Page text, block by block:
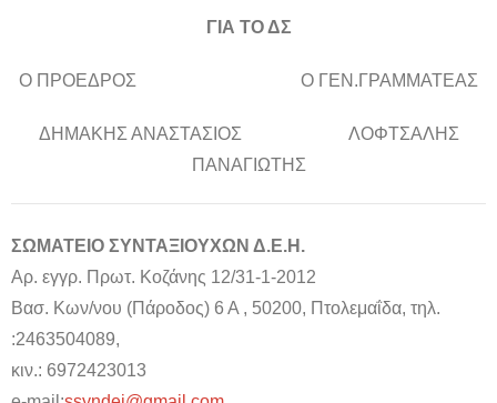
ΓΙΑ ΤΟ ΔΣ
Ο ΠΡΟΕΔΡΟΣ Ο ΓΕΝ.ΓΡΑΜΜΑΤΕΑΣ
ΔΗΜΑΚΗΣ ΑΝΑΣΤΑΣΙΟΣ ΛΟΦΤΣΑΛΗΣ
ΠΑΝΑΓΙΩΤΗΣ
ΣΩΜΑΤΕΙΟ ΣΥΝΤΑΞΙΟΥΧΩΝ Δ.Ε.Η.
Αρ. εγγρ. Πρωτ. Κοζάνης 12/31-1-2012
Βασ. Κων/νου (Πάροδος) 6 Α , 50200, Πτολεμαΐδα, τηλ.
:2463504089,
κιν.: 6972423013